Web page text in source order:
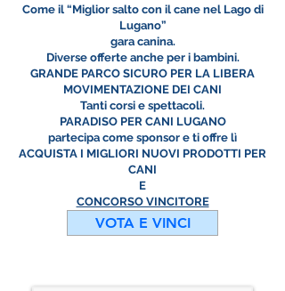
Come il “Miglior salto con il cane nel Lago di
Lugano”
gara canina.
Diverse offerte anche per i bambini.
GRANDE PARCO SICURO PER LA LIBERA
MOVIMENTAZIONE DEI CANI
Tanti corsi e spettacoli.
PARADISO PER CANI LUGANO
partecipa come sponsor e ti offre lì
ACQUISTA I MIGLIORI NUOVI PRODOTTI PER
CANI
E
CONCORSO VINCITORE
VOTA E VINCI